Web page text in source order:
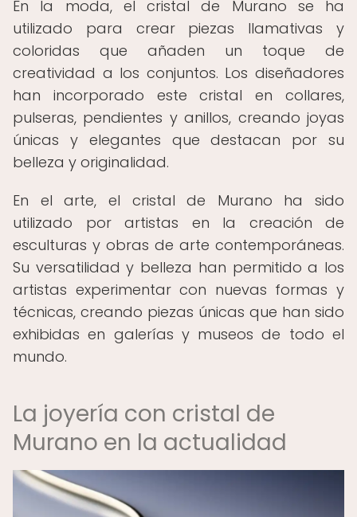
En la moda, el cristal de Murano se ha
utilizado para crear piezas llamativas y
coloridas que añaden un toque de
creatividad a los conjuntos. Los diseñadores
han incorporado este cristal en collares,
pulseras, pendientes y anillos, creando joyas
únicas y elegantes que destacan por su
belleza y originalidad.
En el arte, el cristal de Murano ha sido
utilizado por artistas en la creación de
esculturas y obras de arte contemporáneas.
Su versatilidad y belleza han permitido a los
artistas experimentar con nuevas formas y
técnicas, creando piezas únicas que han sido
exhibidas en galerías y museos de todo el
mundo.
La joyería con cristal de
Murano en la actualidad